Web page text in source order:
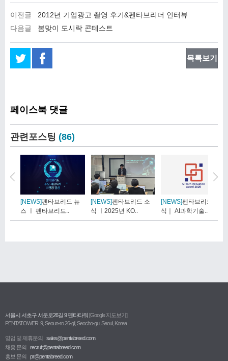
이전글
2012년 기업광고 촬영 후기&펜타브리더 인터뷰
다음글
봄맞이 도시락 콘테스트
목록보기
페이스북 댓글
관련포스팅 (86)
[NEWS]펜타브리드 뉴
스 ㅣ 펜타브리드..
[NEWS]펜타브리드 소
식 ㅣ2025년 KO..
[NEWS]펜타브리드 소
식｜ AI과학기술..
서울시 서초구 서운로26길 9 펜타타워 [Google 지도보기]
PENTATOWER. 9, Seoun-ro 26-gil, Seocho-gu, Seoul, Korea
영업 및 제휴문의
sales@pentabreed.com
채용 문의
recruit@pentabreed.com
홍보 문의
pr@pentabreed.com